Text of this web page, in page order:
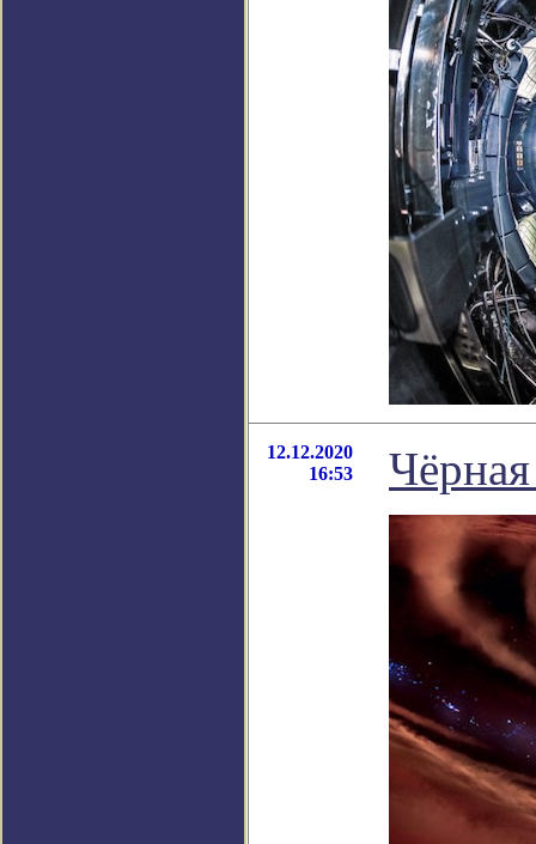
12.12.2020
16:53